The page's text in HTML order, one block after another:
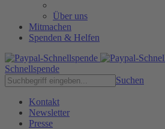
Über uns
Mitmachen
Spenden & Helfen
Schnellspende
Suchen
Kontakt
Newsletter
Presse